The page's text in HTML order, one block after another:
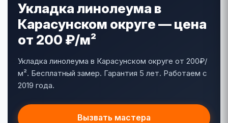
Укладка линолеума в
Карасунском округе — цена
от 200 ₽/м²
Укладка линолеума в Карасунском округе от 200₽/
м². Бесплатный замер. Гарантия 5 лет. Работаем с
2019 года.
Вызвать мастера